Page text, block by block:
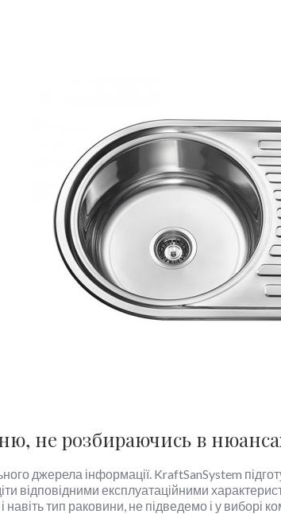
не розбираючись в
джерела інформації. KraftSanSystem
відповідними експлуатаційними
тип раковини, не підведемо і у виборі